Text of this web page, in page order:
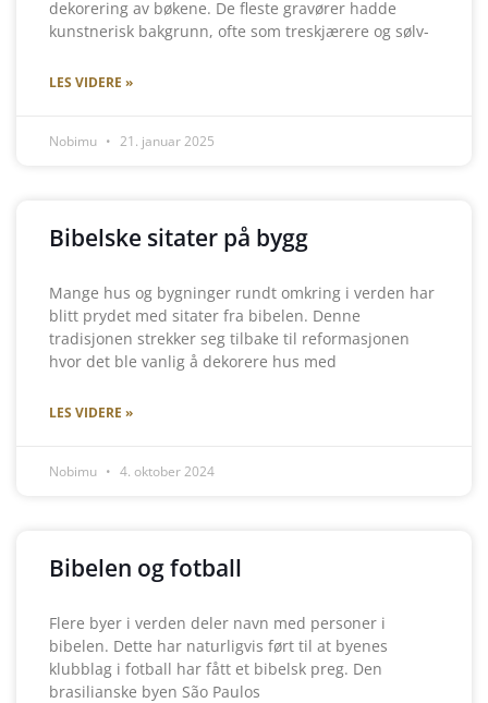
dekorering av bøkene. De fleste gravører hadde
kunstnerisk bakgrunn, ofte som treskjærere og sølv-
LES VIDERE »
Nobimu 21. januar 2025
Bibelske sitater på bygg
Mange hus og bygninger rundt omkring i verden har
blitt prydet med sitater fra bibelen. Denne
tradisjonen strekker seg tilbake til reformasjonen
hvor det ble vanlig å dekorere hus med
LES VIDERE »
Nobimu 4. oktober 2024
Bibelen og fotball
Flere byer i verden deler navn med personer i
bibelen. Dette har naturligvis ført til at byenes
klubblag i fotball har fått et bibelsk preg. Den
brasilianske byen São Paulos